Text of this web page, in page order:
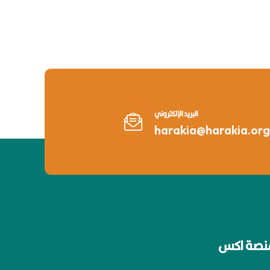
البريد الإلكتروني
اكس